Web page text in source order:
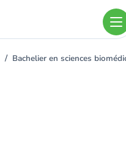
Bachelier en sciences